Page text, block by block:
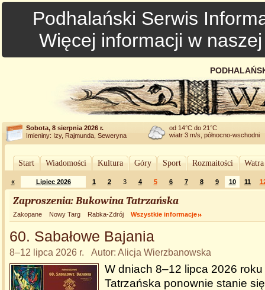
Podhalański Serwis
Więcej informacji w
Sobota, 8 sierpnia 2026 r.
Imieniny: Izy, Rajmunda, Seweryna
od 14°C do 21°C
wiatr 3 m/s, północno-wschodni
Start Wiadomości Kultura Góry Sport Rozmaitości
« Lipiec 2026 1 2 3 4 5 6 7 8 9 10 11
Zaproszenia: Bukowina Tatrzańska
Zakopane Nowy Targ Rabka-Zdrój Wszystkie informacje
60. Sabałowe Bajania
8–12 lipca 2026 r. Autor: Alicja Wierzbanowska
W dniach 8–12 lipca 2026
Tatrzańska ponownie stanie